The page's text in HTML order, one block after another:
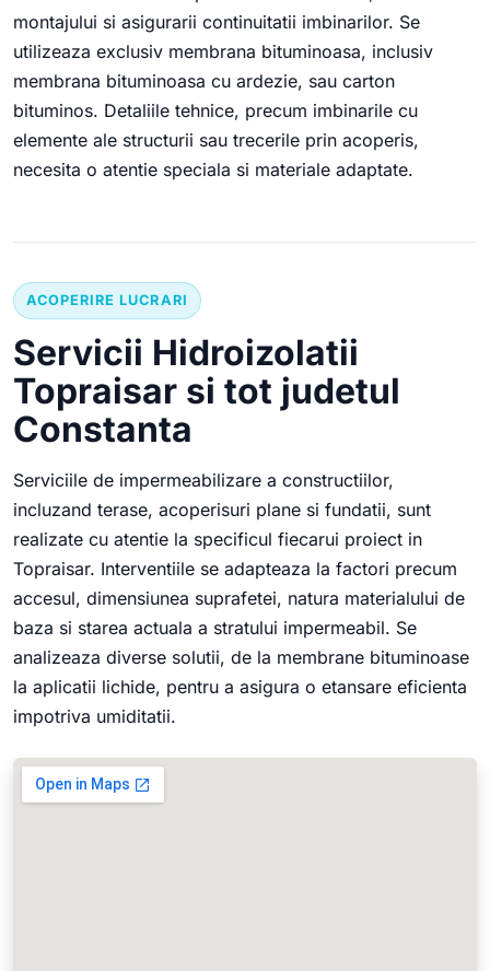
montajului si asigurarii continuitatii imbinarilor. Se
utilizeaza exclusiv membrana bituminoasa, inclusiv
membrana bituminoasa cu ardezie, sau carton
bituminos. Detaliile tehnice, precum imbinarile cu
elemente ale structurii sau trecerile prin acoperis,
necesita o atentie speciala si materiale adaptate.
ACOPERIRE LUCRARI
Servicii Hidroizolatii
Topraisar si tot judetul
Constanta
Serviciile de impermeabilizare a constructiilor,
incluzand terase, acoperisuri plane si fundatii, sunt
realizate cu atentie la specificul fiecarui proiect in
Topraisar. Interventiile se adapteaza la factori precum
accesul, dimensiunea suprafetei, natura materialului de
baza si starea actuala a stratului impermeabil. Se
analizeaza diverse solutii, de la membrane bituminoase
la aplicatii lichide, pentru a asigura o etansare eficienta
impotriva umiditatii.